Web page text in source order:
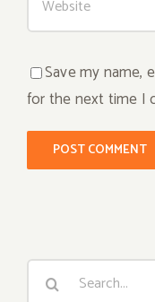
Save my name,
for the next time I
Search